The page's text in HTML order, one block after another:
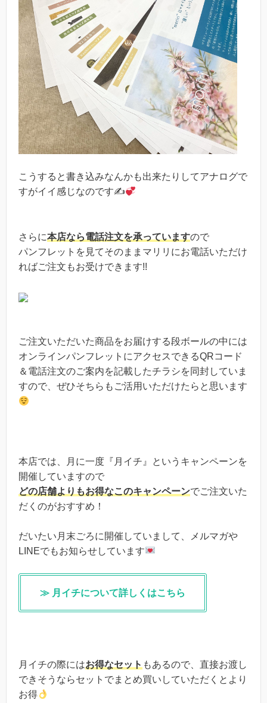
こうすると書き込みなんかも出来たりしてアナログで
すがイイ感じなのです✍
さらに本店なら電話注文を承っていますので
パンフレットを見てそのままマリリにお電話いただけ
ればご注文もお受けできます!!
ご注文いただいた商品をお届けする段ボールの中には
オンラインパンフレットにアクセスできるQRコード
＆電話注文のご案内を記載したチラシを同封していま
すので、ぜひそちらもご活用いただけたらと思います
本店では、月に一度『月イチ』というキャンペーンを
開催していますので
どの店舗よりもお得なこのキャンペーンでご注文いた
だくのがおすすめ！
だいたい月末ごろに開催していまして、メルマガや
LINEでもお知らせしています
≫ 月イチについて詳しくはこちら
月イチの際にはお得なセット もあるので、直接お渡し
できそうならセットでまとめ買いしていただくとより
お得